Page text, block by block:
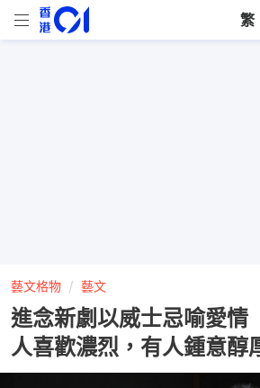
繁
藝文格物 藝文
進念新劇以威士忌喻愛
人喜歡濃烈，有人鍾意醇